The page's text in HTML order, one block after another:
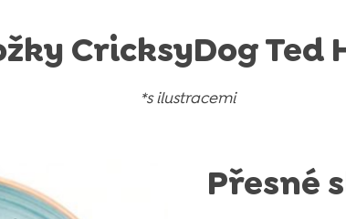
CricksyDog
*s ilustracemi
Přesné